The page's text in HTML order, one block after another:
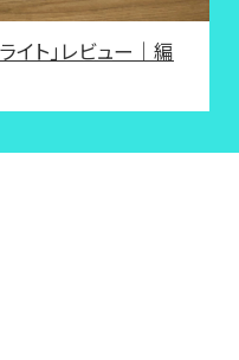
イト」レビュー｜編